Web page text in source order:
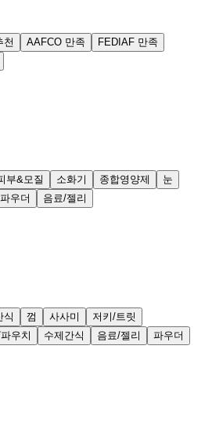
천 AAFCO 만족
FEDIAF 만족
부&모질 소화기 종합영양제
눈
파우더 음료/젤리
식 껌 사사미
저키/트릿
우치 수제간식 음료/젤리 파우더